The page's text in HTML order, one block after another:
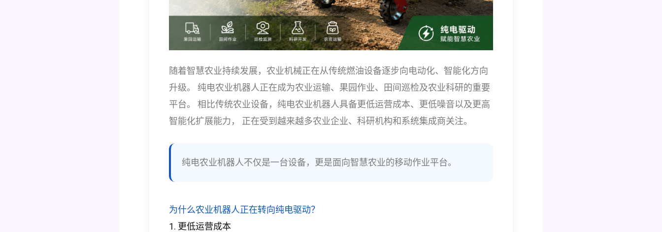
随着智慧农业持续发展，农业机械正在从传统燃油设备逐步向电动化、智能化方向
升级。 纯电农业机器人正在成为农业运输、果园作业、田间巡检及农业科研的重要
平台。 相比传统农业设备，纯电农业机器人具备更低运营成本、更低噪音以及更高
智能化扩展能力， 正在受到越来越多农业企业、科研机构和系统集成商关注。
纯电农业机器人不仅是一台设备，更是面向智慧农业的移动作业平台。
为什么农业机器人正在转向纯电驱动？
1. 更低运营成本